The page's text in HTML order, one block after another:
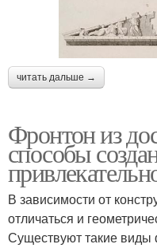
читать дальше →
Фронтон из
способы
В зависимости от
отличаться и
Существуют такие виды